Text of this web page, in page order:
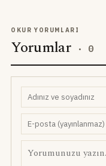
OKUR YORUMLARI
Yorumlar · 0